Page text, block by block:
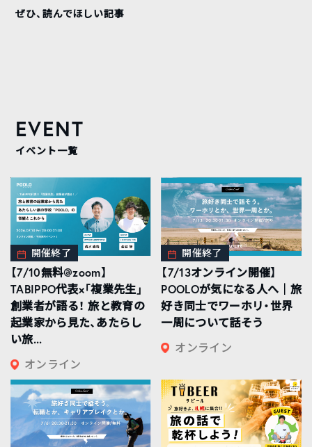
ぜひ、読んでほしい記事
EVENT
イベント一覧
開催終了
【7/10無料@zoom】
TABIPPO代表×「複業先生」
創業者が語る！ 旅と教育の
起業家から見た、あたらし
い旅...
オンライン
開催終了
【7/13オンライン開催】
POOLOが気になる人へ｜旅
好き同士でワーホリ・世界
一周について話そう
オンライン